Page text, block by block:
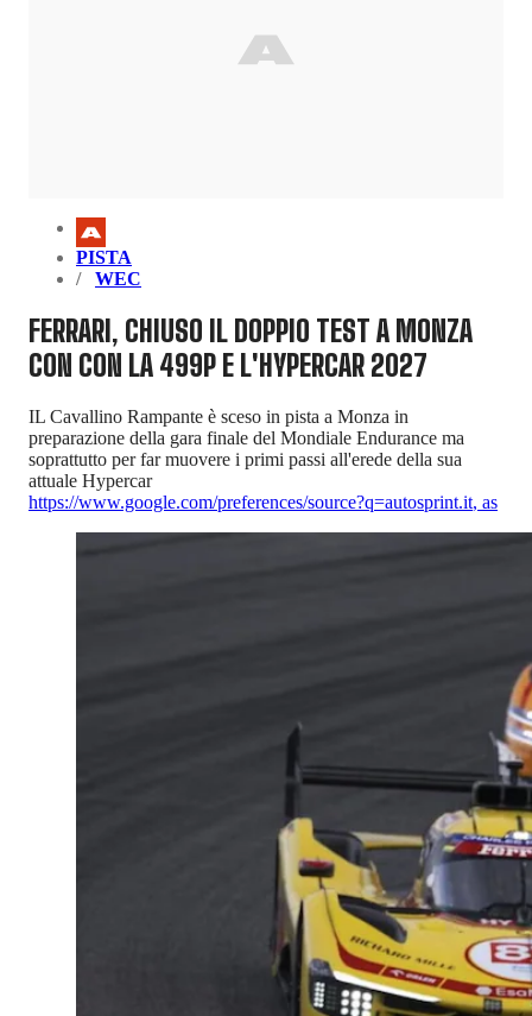
PISTA
WEC
FERRARI, CHIUSO IL DOPPIO TEST A MONZA
CON CON LA 499P E L'HYPERCAR 2027
IL Cavallino Rampante è sceso in pista a Monza in
preparazione della gara finale del Mondiale Endurance ma
soprattutto per far muovere i primi passi all'erede della sua
attuale Hypercar
https://www.google.com/preferences/source?q=autosprint.it, as